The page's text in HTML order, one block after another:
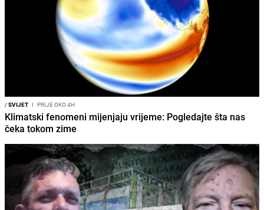
/SVIJET I PRIJE OKO 4H
Klimatski fenomeni mijenjaju vrijeme: Pogledajte šta nas
čeka tokom zime